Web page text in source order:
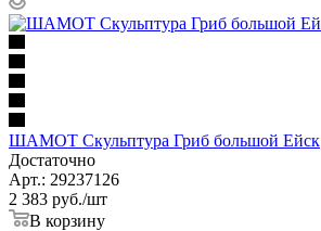
ШАМОТ Скульптура Гриб большой Ейск
Достаточно
Арт.: 29237126
2 383 руб./шт
В корзину